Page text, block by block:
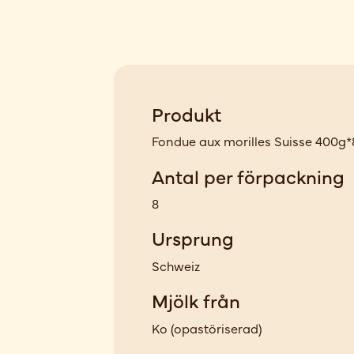
Produkt
Fondue aux morilles Suisse
Antal per förpackning
8
Ursprung
Schweiz
Mjölk från
Ko (opastöriserad)